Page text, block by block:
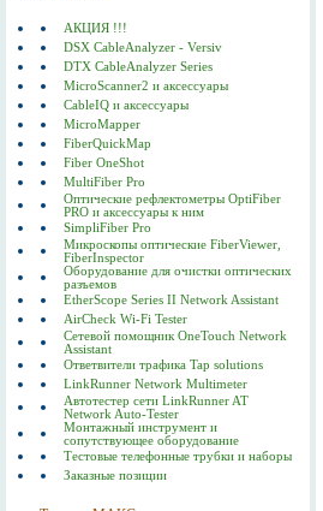
АКЦИЯ !!!
DSX CableAnalyzer - Versiv
DTX CableAnalyzer Series
MicroScanner2 и аксессуары
CableIQ и аксессуары
MicroMapper
FiberQuickMap
Fiber OneShot
MultiFiber Pro
Оптические рефлектометры OptiFiber
PRO и аксессуары к ним
SimpliFiber Pro
Микроскопы оптические FiberViewer,
FiberInspector
Оборудование для очистки оптических
разъемов
EtherScope Series II Network Assistant
AirCheck Wi-Fi Tester
Сетевой помощник OneTouch Network
Assistant
Ответвители трафика Tap solutions
LinkRunner Network Multimeter
Автотестер сети LinkRunner AT
Network Auto-Tester
Монтажный инструмент и
сопутствующее оборудование
Тестовые телефонные трубки и наборы
Заказные позиции